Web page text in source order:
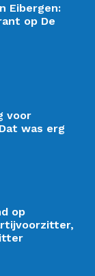
Eibergen:
op De
voor
was erg
op